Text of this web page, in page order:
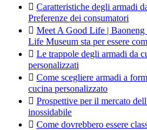
 Caratteristiche degli armadi
Preferenze dei consumatori
 Meet A Good Life |
Life Museum sta per essere
 Le trappole degli armadi da
personalizzati
 Come scegliere armadi a
cucina personalizzato
 Prospettive per il mercato
inossidabile
 Come dovrebbero essere